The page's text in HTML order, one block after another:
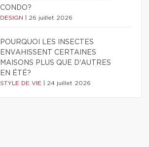
CONDO?
DESIGN 26 juillet 2026
POURQUOI LES INSECTES
ENVAHISSENT CERTAINES
MAISONS PLUS QUE D'AUTRES
EN ÉTÉ?
STYLE DE VIE 24 juillet 2026